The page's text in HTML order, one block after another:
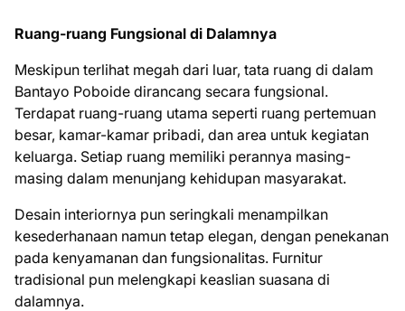
Ruang-ruang Fungsional di Dalamnya
Meskipun terlihat megah dari luar, tata ruang di dalam
Bantayo Poboide dirancang secara fungsional.
Terdapat ruang-ruang utama seperti ruang pertemuan
besar, kamar-kamar pribadi, dan area untuk kegiatan
keluarga. Setiap ruang memiliki perannya masing-
masing dalam menunjang kehidupan masyarakat.
Desain interiornya pun seringkali menampilkan
kesederhanaan namun tetap elegan, dengan penekanan
pada kenyamanan dan fungsionalitas. Furnitur
tradisional pun melengkapi keaslian suasana di
dalamnya.